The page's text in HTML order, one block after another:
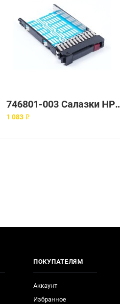
746801-003
1 083 ₽
ПОКУПАТЕЛЯМ
Аккаунт
Избранное